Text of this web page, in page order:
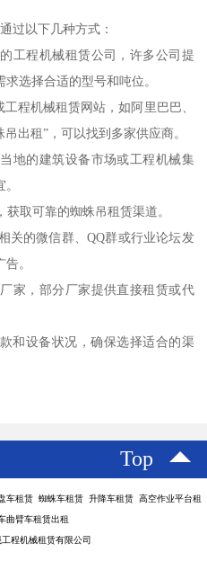
过以下几种方式：
工程机械租赁公司，许多公司提
选择合适的型号和吨位。
程机械租赁网站，如阿里巴巴、
出租”，可以找到多家供应商。
地的建筑设备市场或工程机械集
取可靠的蜘蛛吊租赁渠道。
关的微信群、QQ群或行业论坛发
。
家，部分厂家提供直接租赁或代
和设备状况，确保选择适合的渠
Top
租赁 蜘蛛车租赁 升降车租赁 高空作业平台租
曲臂车租赁出租
程机械租赁有限公司